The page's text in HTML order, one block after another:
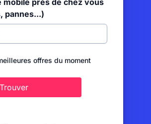
près de chez vous
pannes...)
offres du moment
Trouver